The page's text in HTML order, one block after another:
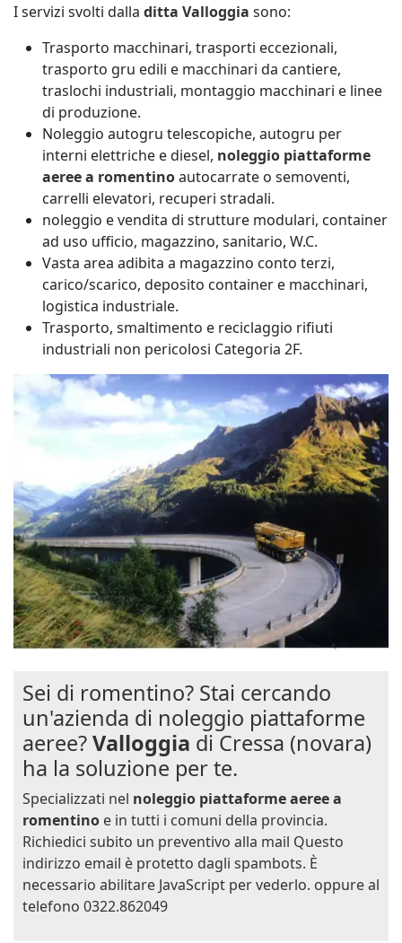
I servizi svolti dalla ditta Valloggia sono:
Trasporto macchinari, trasporti eccezionali,
trasporto gru edili e macchinari da cantiere,
traslochi industriali, montaggio macchinari e linee
di produzione.
Noleggio autogru telescopiche, autogru per
interni elettriche e diesel, noleggio piattaforme
aeree a romentinoautocarrate o semoventi,
carrelli elevatori, recuperi stradali.
noleggio e vendita di strutture modulari, container
ad uso ufficio, magazzino, sanitario, W.C.
Vasta area adibita a magazzino conto terzi,
carico/scarico, deposito container e macchinari,
logistica industriale.
Trasporto, smaltimento e reciclaggio rifiuti
industriali non pericolosi Categoria 2F.
Sei di romentino? Stai cercando
un'azienda di noleggio piattaforme
aeree?Valloggia di Cressa (novara)
ha la soluzione per te.
Specializzati nel noleggio piattaforme aeree a
romentino e in tutti i comuni della provincia.
Richiedici subito un preventivo alla mail Questo
indirizzo email è protetto dagli spambots. È
necessario abilitare JavaScript per vederlo. oppure al
telefono 0322.862049